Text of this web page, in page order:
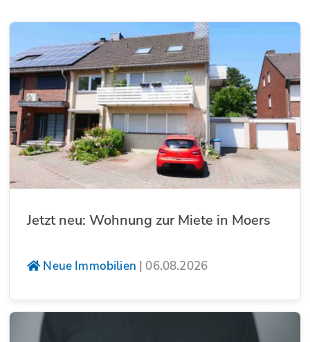
Jetzt neu: Wohnung zur Miete in Moers
Neue Immobilien | 06.08.2026